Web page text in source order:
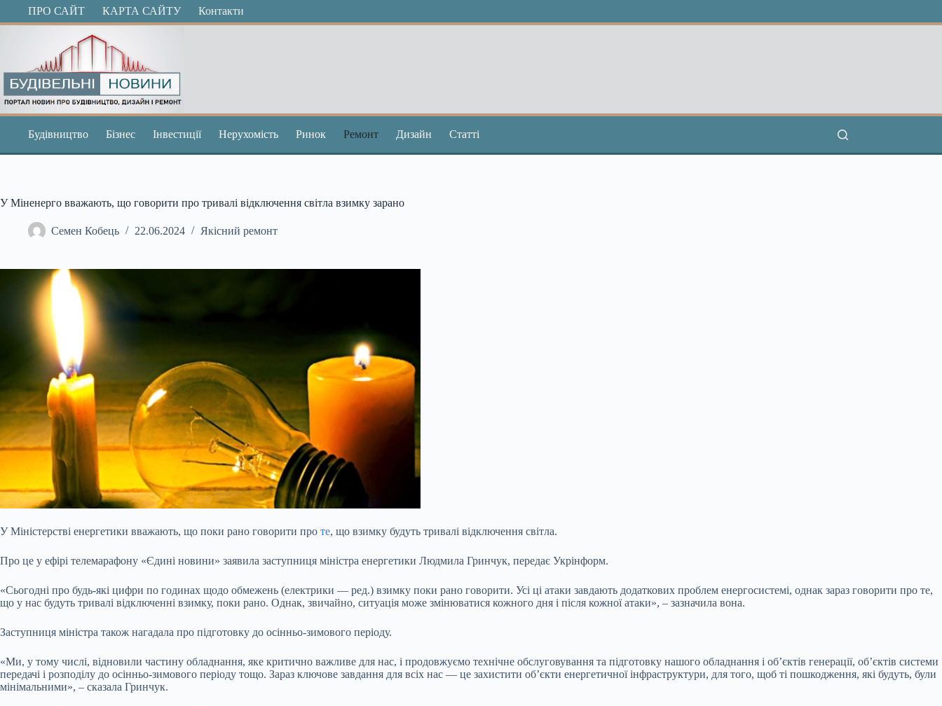
ПерейтиПРО САЙТ КАРТА САЙТУ Контакти
Будівництво Бізнес Інвестиції Нерухомість Ринок Ремонт Дизайн Статті
У Міненерго вважають, що говорити про тривалі відключення світла взимку зарано
Семен Кобець 22.06.2024 Якісний ремонт
У Міністерстві енергетики вважають, що поки рано говорити про те, що взимку будуть тривалі відключення світла.
Про це у ефірі телемарафону «Єдині новини» заявила заступниця міністра енергетики Людмила Гринчук, передає Укрінформ.
«Сьогодні про будь-які цифри по годинах щодо обмежень (електрики — ред.) взимку поки рано говорити. Усі ці атаки завдають додаткових проблем енергосистемі, однак зараз говорити про те,
що у нас будуть тривалі відключенні взимку, поки рано. Однак, звичайно, ситуація може змінюватися кожного дня і після кожної атаки», – зазначила вона.
Заступниця міністра також нагадала про підготовку до осінньо-зимового періоду.
«Ми, у тому числі, відновили частину обладнання, яке критично важливе для нас, і продовжуємо технічне обслуговування та підготовку нашого обладнання і об’єктів генерації, об’єктів системи
передачі і розподілу до осінньо-зимового періоду тощо. Зараз ключове завдання для всіх нас — це захистити об’єкти енергетичної інфраструктури, для того, щоб ті пошкодження, які будуть, були
мінімальними», – сказала Гринчук.